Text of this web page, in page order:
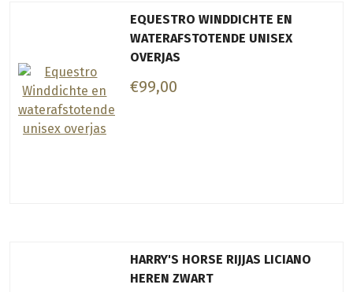
EQUESTRO WINDDICHTE EN
WATERAFSTOTENDE UNISEX
OVERJAS
€99,00
HARRY'S HORSE RIJJAS LICIANO
HEREN ZWART